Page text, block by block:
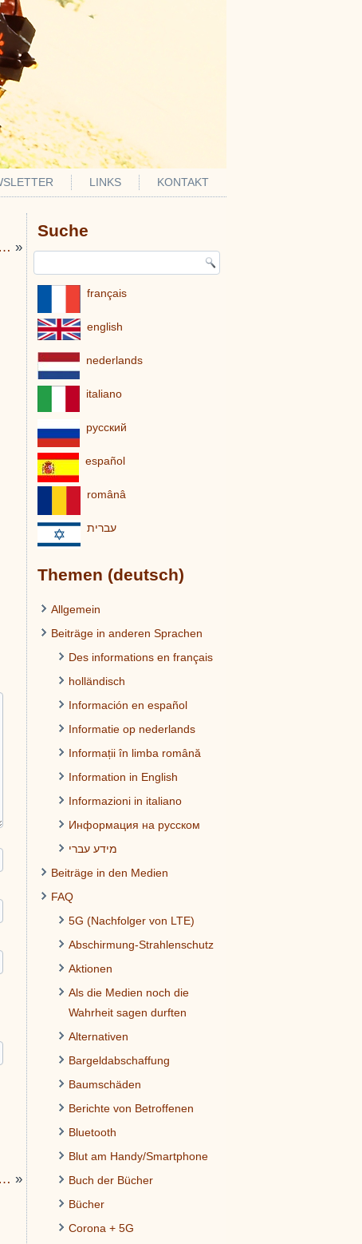
LINKS KONTAKT
»
»
Suche
français
english
nederlands
italiano
pусский
español
românâ
עברית
Themen (deutsch)
Allgemein
Beiträge in anderen Sprachen
Des informations en français
holländisch
Información en español
Informatie op nederlands
Informații în limba română
Information in English
Informazioni in italiano
Информация на русском
מידע עברי
Beiträge in den Medien
FAQ
5G (Nachfolger von LTE)
Abschirmung-Strahlenschutz
Aktionen
Als die Medien noch die
Wahrheit sagen durften
Alternativen
Bargeldabschaffung
Baumschäden
Berichte von Betroffenen
Bluetooth
Blut am Handy/Smartphone
Buch der Bücher
Bücher
Corona + 5G